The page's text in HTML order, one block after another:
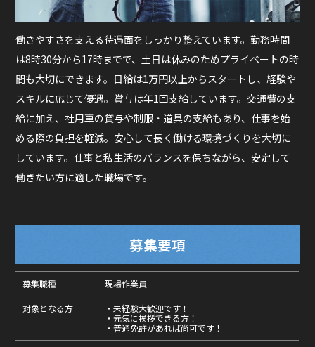
働きやすさを支える待遇面をしっかり整えています。勤務時間
は8時30分から17時までで、土日は休みのためプライベートの時
間も大切にできます。日給は1万円以上からスタートし、経験や
スキルに応じて優遇。賞与は年1回支給しています。交通費の支
給に加え、社用車の貸与や制服・道具の支給もあり、仕事を始
める際の負担を軽減。安心して長く働ける環境づくりを大切に
しています。仕事と私生活のバランスを保ちながら、安定して
働きたい方に適した職場です。
募集要項
募集職種 現場作業員
対象となる方
・未経験大歓迎です！
・元気に挨拶できる方！
・普通免許があれば尚可です！